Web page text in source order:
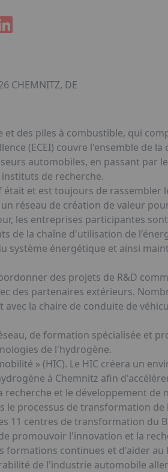
CHEMNITZ, DE
des piles à combustible, qui
(ECEI) couvre l'ensemble de
automobiles, en passant par
de recherche.
et est toujours de rassembler
réseau de création de valeur
les entreprises participantes
de la chaîne d'utilisation de
système énergétique et ainsi
des projets de R&D
des partenaires extérieurs.
la chaire de conduite de
de formation spécialisée et
de l'hydrogène.
» (HIC). Le HIC créera un
à Chemnitz afin
et le développement
le processus de transformation
11 centres de transformation du
promouvoir l'innovation et la
formations continues et d'aider
de l'industrie automobile